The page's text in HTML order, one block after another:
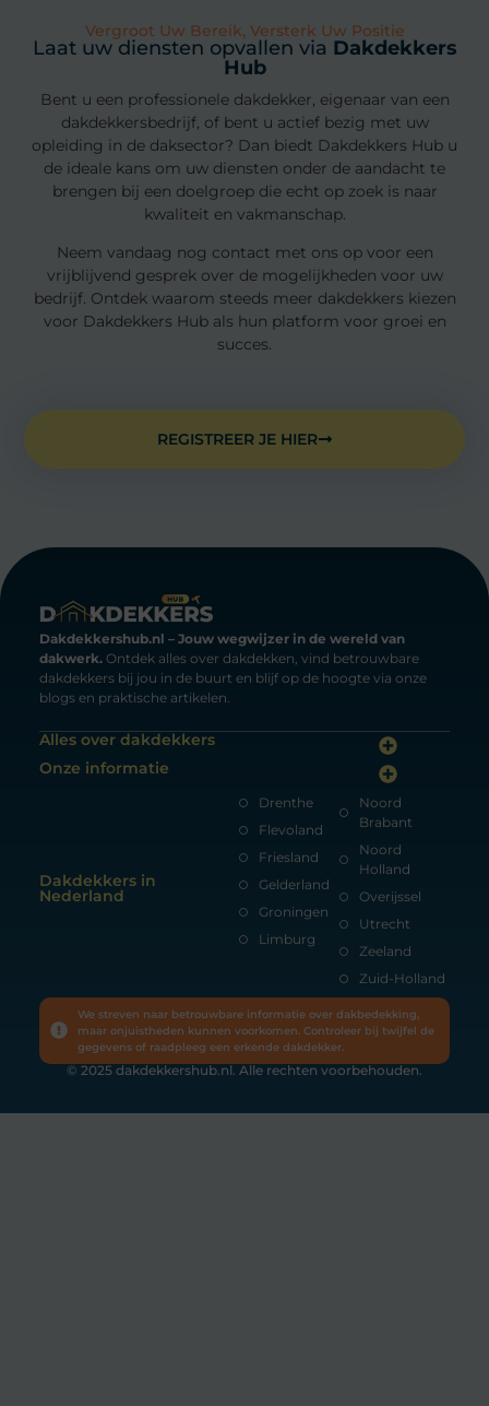
Vergroot Uw Bereik, Versterk Uw Positie
Laat uw diensten opvallen via Dakdekkers
Hub
Bent u een professionele dakdekker, eigenaar van een
dakdekkersbedrijf, of bent u actief bezig met uw
opleiding in de daksector? Dan biedt Dakdekkers Hub u
de ideale kans om uw diensten onder de aandacht te
brengen bij een doelgroep die echt op zoek is naar
kwaliteit en vakmanschap.
Neem vandaag nog contact met ons op voor een
vrijblijvend gesprek over de mogelijkheden voor uw
bedrijf. Ontdek waarom steeds meer dakdekkers kiezen
voor Dakdekkers Hub als hun platform voor groei en
succes.
REGISTREER JE HIER
Dakdekkershub.nl – Jouw wegwijzer in de wereld van
dakwerk.Ontdek alles over dakdekken, vind betrouwbare
dakdekkers bij jou in de buurt en blijf op de hoogte via onze
blogs en praktische artikelen.
Dakdekkers in
Nederland
Drenthe
Flevoland
Friesland
Gelderland
Groningen
Limburg
Noord
Brabant
Noord
Holland
Overijssel
Utrecht
Zeeland
Zuid-Holland
Alles over dakdekkers
Onze informatie
We streven naar betrouwbare informatie over dakbedekking,
maar onjuistheden kunnen voorkomen. Controleer bij twijfel de
gegevens of raadpleeg een erkende dakdekker.
© 2025 dakdekkershub.nl. Alle rechten voorbehouden.